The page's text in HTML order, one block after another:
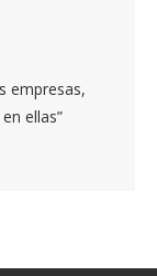
empresas,
ellas”